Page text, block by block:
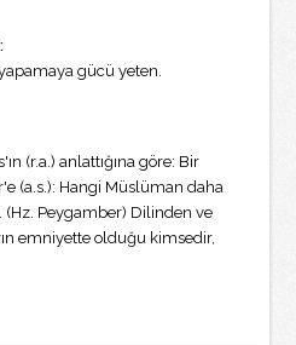
gücü yeten.
(r.a.) anlattığına göre: Bir
(a.s.): Hangi Müslüman daha
(Hz. Peygamber) Dilinden ve
emniyette olduğu kimsedir,